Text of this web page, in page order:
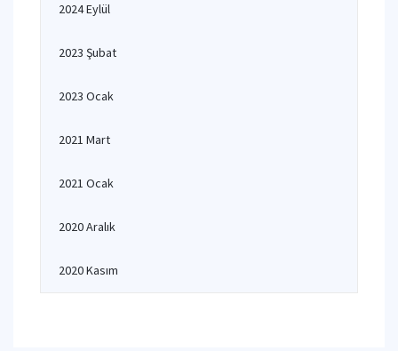
2024 Eylül
2023 Şubat
2023 Ocak
2021 Mart
2021 Ocak
2020 Aralık
2020 Kasım